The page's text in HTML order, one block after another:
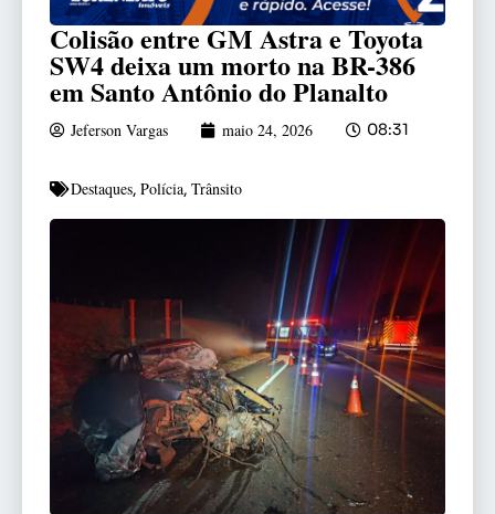
Colisão entre GM Astra e Toyota
SW4 deixa um morto na BR-386
em Santo Antônio do Planalto
Jeferson Vargas maio 24, 2026 08:31
Destaques, Polícia, Trânsito